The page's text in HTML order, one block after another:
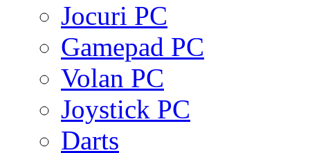
Jocuri PC
Gamepad PC
Volan PC
Joystick PC
Darts